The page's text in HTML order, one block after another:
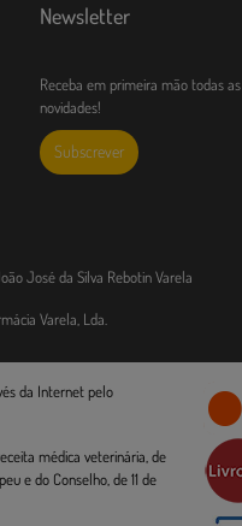
Newsletter
Receba em primeira mão todas as
novidades!
Subscrever
José da Silva Rebotin Varela
Varela, Lda.
da Internet pelo
médica veterinária, de
e do Conselho, de 11 de